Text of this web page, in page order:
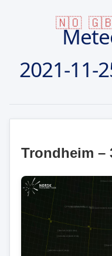
🇳🇴
2021-11-
Trondheim –